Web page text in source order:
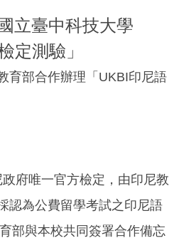
立臺中科技大學
定測驗」
育部合作辦理「UKBI印尼語
唯一官方檢定，由印尼教
認為公費留學考試之印尼語
部與本校共同簽署合作備忘